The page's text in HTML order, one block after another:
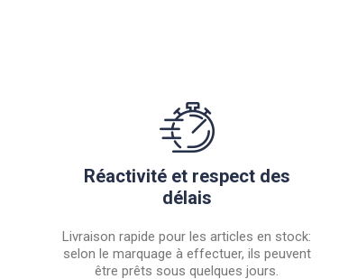
Réactivité et respect des
délais
Livraison rapide pour les articles en stock:
selon le marquage à effectuer, ils peuvent
être prêts sous quelques jours.